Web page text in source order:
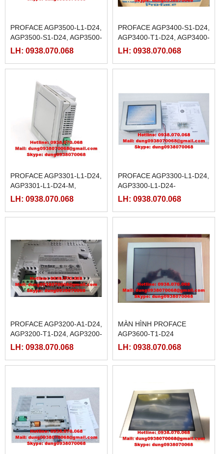
PROFACE AGP3500-L1-D24,
AGP3500-S1-D24, AGP3500-
T1-D24,
LH: 0938.070.068
PROFACE AGP3400-S1-D24,
AGP3400-T1-D24, AGP3400-
T1-D24-M
LH: 0938.070.068
PROFACE AGP3301-L1-D24,
AGP3301-L1-D24-M,
AGP3301-S1-D24, AGP3302-
LH: 0938.070.068
PROFACE AGP3300-L1-D24,
AGP3300-L1-D24-
M,AGP3300-S1-D24,
T1-D24-M
LH: 0938.070.068
PROFACE AGP3200-A1-D24,
AGP3200-T1-D24, AGP3200-
T1-D24-M,
LH: 0938.070.068
MÀN HÌNH PROFACE
AGP3600-T1-D24
LH: 0938.070.068